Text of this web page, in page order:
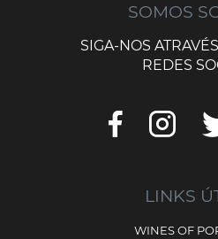
SOMOS
SIGA-NOS
REDES
LINKS
WINES OF